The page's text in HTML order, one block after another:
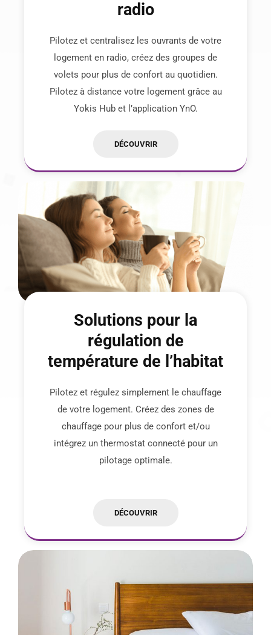
radio
Pilotez et centralisez les ouvrants de votre
logement en radio, créez des groupes de
volets pour plus de confort au quotidien.
Pilotez à distance votre logement grâce au
Yokis Hub et l’application YnO.
DÉCOUVRIR
Solutions pour la
régulation de
température de l’habitat
Pilotez et régulez simplement le chauffage
de votre logement. Créez des zones de
chauffage pour plus de confort et/ou
intégrez un thermostat connecté pour un
pilotage optimale.
DÉCOUVRIR